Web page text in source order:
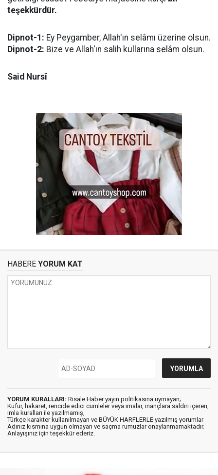
teşekkürdür.
Dipnot-1: Ey Peygamber, Allah'ın selâmı üzerine olsun.
Dipnot-2: Bize ve Allah'ın salih kullarına selâm olsun.
Said Nursî
HABERE YORUM KAT
YORUM KURALLARI: Risale Haber yayın politikasına uymayan;
Küfür, hakaret, rencide edici cümleler veya imalar, inançlara saldırı içeren,
imla kuralları ile yazılmamış,
Türkçe karakter kullanılmayan ve BÜYÜK HARFLERLE yazılmış yorumlar
Adınız kısmına uygun olmayan ve saçma rumuzlar onaylanmamaktadır.
Anlayışınız için teşekkür ederiz.